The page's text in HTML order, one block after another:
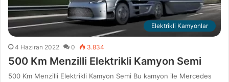
Elektrikli Kamyonlar
4 Haziran 2022 0 3.834
500 Km Menzilli Elektrikli Kamyon Semi
500 Km Menzilli Elektrikli Kamyon Semi Bu kamyon ile Mercedes